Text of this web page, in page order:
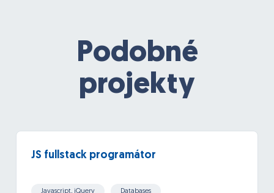
Podobné
projekty
JS fullstack programátor
Javascript, jQuery Databases